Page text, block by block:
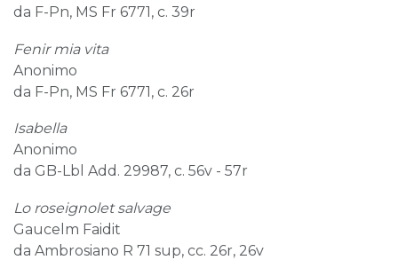
da F-Pn, MS Fr 6771, c. 39r
Fenir mia vita
Anonimo
da F-Pn, MS Fr 6771, c. 26r
Isabella
Anonimo
da GB-Lbl Add. 29987, c. 56v - 57r
Lo roseignolet salvage
Gaucelm Faidit
da Ambrosiano R 71 sup, cc. 26r, 26v